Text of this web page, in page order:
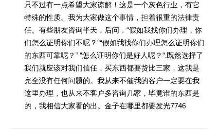
只不过有一点希望大家谅解！这是一个灰色行业，有它
特殊的性质。我为大家做这个事情，担着很重的法律责
任。有些朋友咨询半天，后问，“假如我找你们办理，你
们怎么证明你们不呢？”“假如我找你们办理怎么证明你们
的东西可靠呢？” “怎么证明你们是好人呢？“.既然选择了
我们就应该对我们信任，买东西都要货比三家，这我是
完全没有任何问题的。我从来不催我的客户一定要在我
这里办理，也从来不客户多咨询几家，毕竟谁的东西是
的，我相信大家看的出。金子在哪里都要发光7746